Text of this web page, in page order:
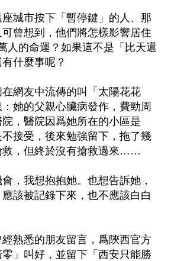
城市按下「暫停鍵」的人、那
曾想到，他們將怎樣影響居住
人的命運？如果這不是「比天還
什麼事呢？
網友中流傳的叫「太陽花花
她的父親心臟病發作，費勁周
，醫院因爲她所在的小區是
不接受，後來勉強留下，拖了幾
救，但終於沒有搶救過來……
，我想抱抱她。也想告訴她，
該被記錄下來，也不應該白白
熟悉的朋友留言，爲陝西官方
」叫好，並留下「西安只能勝